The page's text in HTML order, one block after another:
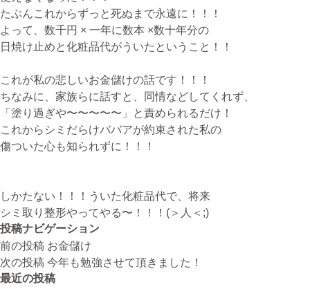
たぶんこれからずっと死ぬまで永遠に！！！
よって、数千円 × 一年に数本 ×数十年分の
日焼け止めと化粧品代がういたということ！！
これが私の悲しいお金儲けの話です！！！
ちなみに、家族らに話すと、同情などしてくれず、
「塗り過ぎや〜〜〜〜〜」と責められるだけ！
これからシミだらけババアが約束された私の
傷ついた心も知られずに！！！
しかたない！！！ういた化粧品代で、将来
シミ取り整形やってやる〜！！！(＞人＜;)
投稿ナビゲーション
前の投稿 お金儲け
次の投稿 今年も勉強させて頂きました！
最近の投稿